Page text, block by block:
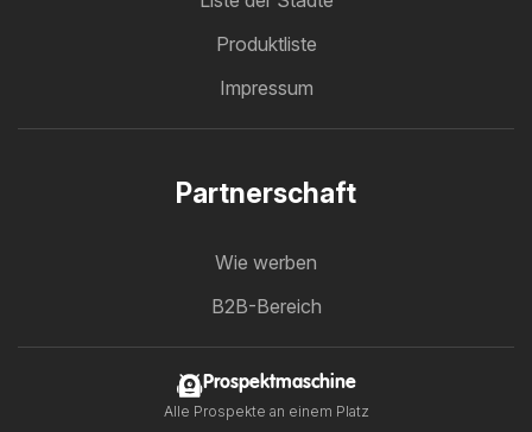
Produktliste
Impressum
Partnerschaft
Wie werben
B2B-Bereich
Prospektmaschine
Alle Prospekte an einem Platz